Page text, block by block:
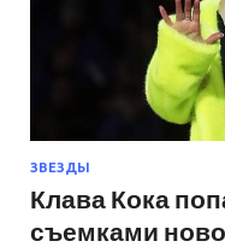
ЗВЕЗДЫ
Клава Кока
съемками